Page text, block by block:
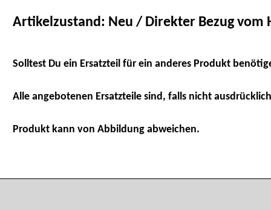
Artikelzustand: Neu / Direkter Bezug vom
Solltest Du ein Ersatzteil für ein anderes Produkt
Alle angebotenen Ersatzteile sind, falls nicht
Produkt kann von Abbildung abweichen.